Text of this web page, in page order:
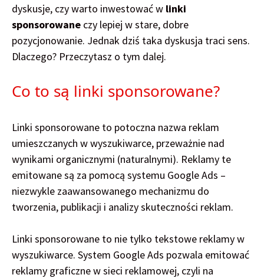
dyskusje, czy warto inwestować w linki
sponsorowane czy lepiej w stare, dobre
pozycjonowanie. Jednak dziś taka dyskusja traci sens.
Dlaczego? Przeczytasz o tym dalej.
Co to są linki sponsorowane?
Linki sponsorowane to potoczna nazwa reklam
umieszczanych w wyszukiwarce, przeważnie nad
wynikami organicznymi (naturalnymi). Reklamy te
emitowane są za pomocą systemu Google Ads –
niezwykle zaawansowanego mechanizmu do
tworzenia, publikacji i analizy skuteczności reklam.
Linki sponsorowane to nie tylko tekstowe reklamy w
wyszukiwarce. System Google Ads pozwala emitować
reklamy graficzne w sieci reklamowej, czyli na